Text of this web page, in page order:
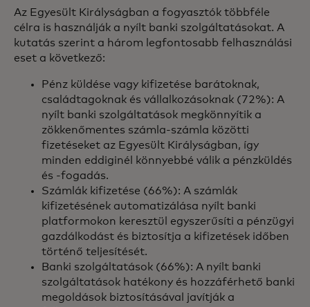
Az Egyesült Királyságban a fogyasztók többféle
célra is használják a nyílt banki szolgáltatásokat. A
kutatás szerint a három legfontosabb felhasználási
eset a következő:
Pénz küldése vagy kifizetése barátoknak,
családtagoknak és vállalkozásoknak (72%): A
nyílt banki szolgáltatások megkönnyítik a
zökkenőmentes számla-számla közötti
fizetéseket az Egyesült Királyságban, így
minden eddiginél könnyebbé válik a pénzküldés
és -fogadás.
Számlák kifizetése (66%): A számlák
kifizetésének automatizálása nyílt banki
platformokon keresztül egyszerűsíti a pénzügyi
gazdálkodást és biztosítja a kifizetések időben
történő teljesítését.
Banki szolgáltatások (66%): A nyílt banki
szolgáltatások hatékony és hozzáférhető banki
megoldások biztosításával javítják a